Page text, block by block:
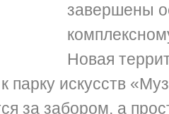
завершены
Новая
парку искусств
за забором, а